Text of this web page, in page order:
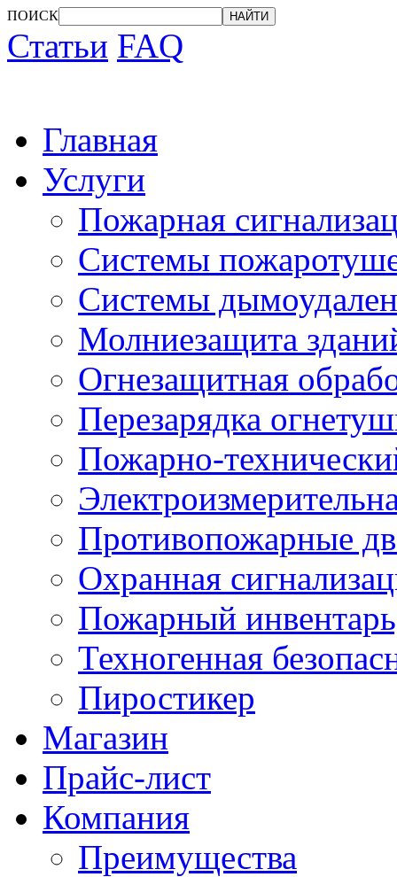
ПОИСК
Статьи FAQ
Главная
Услуги
Пожарная
Системы
Системы
Молниезащита
Огнезащитная
Перезарядка
Пожарно-
Противопожарные
Охранная
Пожарный
Техногенная
Пиростикер
Магазин
Прайс-лист
Компания
Преимущества